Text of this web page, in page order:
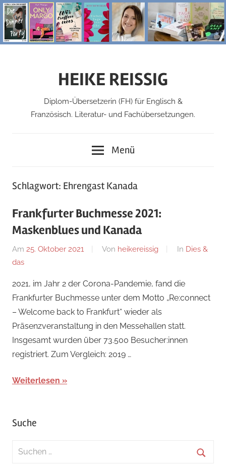
Zum
Inhalt
springen
HEIKE REISSIG
Diplom-Übersetzerin (FH) für Englisch &
Französisch. Literatur- und Fachübersetzungen.
Menü
Schlagwort: Ehrengast Kanada
Frankfurter Buchmesse 2021:
Maskenblues und Kanada
Am 25. Oktober 2021 Von heikereissig In Dies &
das
2021, im Jahr 2 der Corona-Pandemie, fand die
Frankfurter Buchmesse unter dem Motto „Re:connect
– Welcome back to Frankfurt“ wieder als
Präsenzveranstaltung in den Messehallen statt.
Insgesamt wurden über 73.500 Besucher:innen
registriert. Zum Vergleich: 2019 …
Weiterlesen
Suche
Suchen